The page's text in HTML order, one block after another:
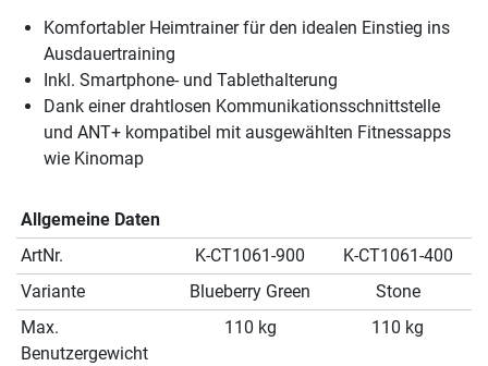
Komfortabler Heimtrainer für den idealen Einstieg ins
Ausdauertraining
Inkl. Smartphone- und Tablethalterung
Dank einer drahtlosen Kommunikationsschnittstelle
und ANT+ kompatibel mit ausgewählten Fitnessapps
wie Kinomap
Allgemeine Daten
ArtNr.
K-CT1061-900
K-CT1061-400
Variante
Blueberry Green
Stone
Max.
Benutzergewicht
110 kg 110 kg